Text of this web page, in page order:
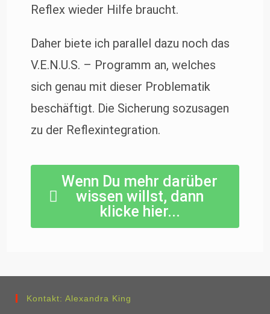
Reflex wieder Hilfe braucht.
Daher biete ich parallel dazu noch das
V.E.N.U.S. – Programm an, welches
sich genau mit dieser Problematik
beschäftigt. Die Sicherung sozusagen
zu der Reflexintegration.
Wenn Du mehr darüber
wissen willst, dann
klicke hier...
Kontakt: Alexandra King